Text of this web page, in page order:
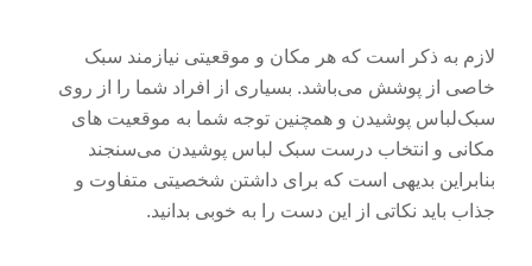
لازم به ذکر است که هر مکان و موقعیتی نیازمند سبک
خاصی از پوشش می‌باشد. بسیاری از افراد شما را از روی
سبک‌لباس‌ پوشیدن و همچنین توجه شما به موقعیت های
مکانی و انتخاب درست سبک لباس پوشیدن می‌سنجند
بنابراین بدیهی است که برای داشتن شخصیتی متفاوت و
جذاب باید نکاتی از این دست را به خوبی بدانید.